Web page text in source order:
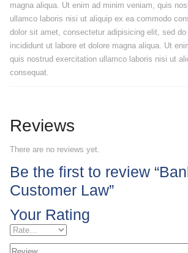
magna aliqua. Ut enim ad minim veniam, quis
ullamco laboris nisi ut aliquip ex ea commodo
dolor sit amet, consectetur adipisicing elit, sed
incididunt ut labore et dolore magna aliqua. Ut
quis nostrud exercitation ullamco laboris nisi ut
consequat.
Reviews
There are no reviews yet.
Be the first to review
Customer Law”
Your Rating